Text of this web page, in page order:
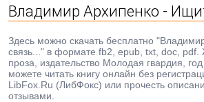
Владимир Архипенко -
Здесь можно скачать бесплатно
связь..." в формате fb2, epub, txt, doc, pdf.
проза, издательство Молодая гвардия,
можете читать книгу онлайн без
LibFox.Ru (ЛибФокс) или прочесть
отзывами.